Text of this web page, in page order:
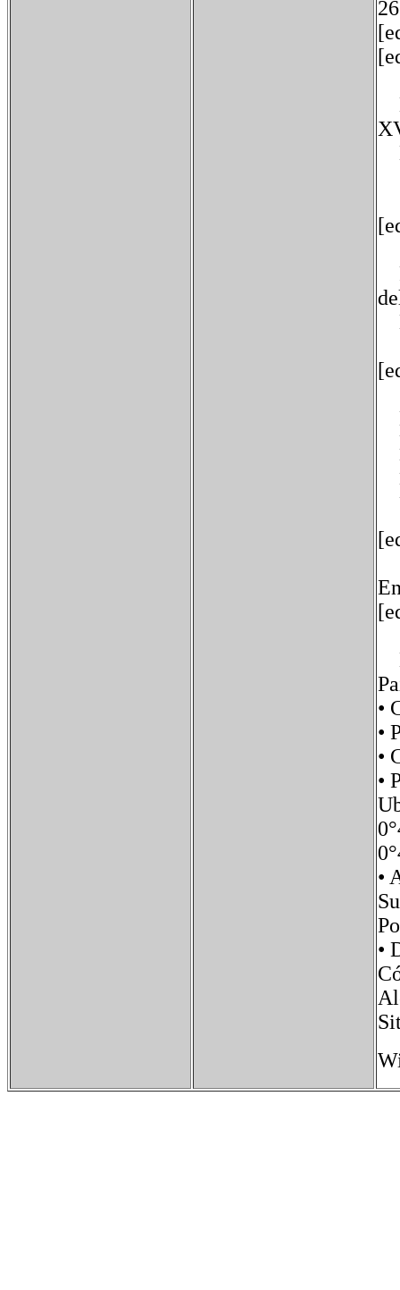
•
•
•
•
•
•